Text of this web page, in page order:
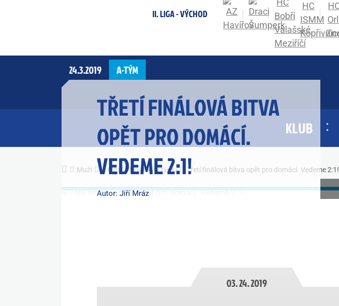
II. LIGA - VÝCHOD
KLUB
Muži A tým Novinky v týmu Třetí finálová bitva opět pro domácí. Vedeme 2:1!
24.3.2019 A-TÝM
TŘETÍ FINÁLOVÁ BITVA
OPĚT PRO DOMÁCÍ.
VEDEME 2:1!
Autor: Jiří Mráz
03. 24. 2019